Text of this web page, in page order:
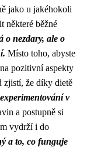
jako u jakéhokoli
některé běžné
o nezdary, ale o
Místo toho, abyste
pozitivní aspekty
zjistí, že díky dietě
v
a postupně si
vydrží i do
a to, co funguje